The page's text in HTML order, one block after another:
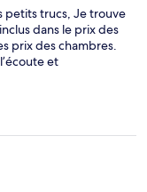
petits trucs, Je trouve
dans le prix des
prix des chambres.
et